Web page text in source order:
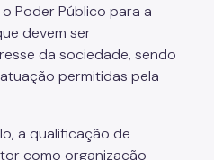
Poder Público para a
devem ser
da sociedade, sendo
permitidas pela
a qualificação de
como organização